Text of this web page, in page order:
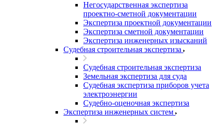
Негосударственная экспертиза
проектно-сметной документации
Экспертиза проектной документации
Экспертиза сметной документации
Экспертиза инженерных изысканий
Судебная строительная экспертиза
Судебная строительная экспертиза
Земельная экспертиза для суда
Судебная экспертиза приборов учета
электроэнергии
Судебно-оценочная экспертиза
Экспертиза инженерных систем